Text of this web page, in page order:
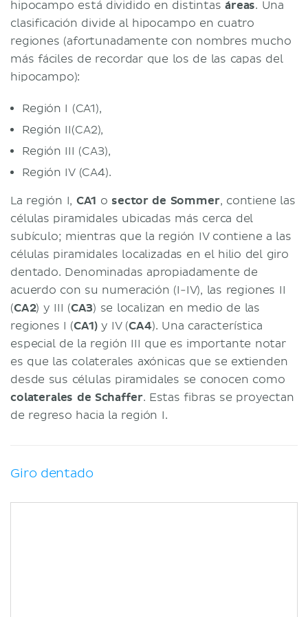
hipocampo está dividido en distintasáreas. Una
clasificación divide al hipocampo en cuatro
regiones (afortunadamente con nombres mucho
más fáciles de recordar que los de las capas del
hipocampo):
Región I (CA1),
Región II(CA2),
Región III (CA3),
Región IV (CA4).
La región I, CA1 o sector de Sommer, contiene las
células piramidales ubicadas más cerca del
subículo; mientras que la región IV contiene a las
células piramidales localizadas en el hilio del giro
dentado. Denominadas apropiadamente de
acuerdo con su numeración (I-IV), las regiones II
(CA2) y III (CA3) se localizan en medio de las
regiones I (CA1)y IV (CA4). Una característica
especial de la región III que es importante notar
es que las colaterales axónicas que se extienden
desde sus células piramidales se conocen como
colaterales de Schaffer. Estas fibras se proyectan
de regreso hacia la región I.
Giro dentado